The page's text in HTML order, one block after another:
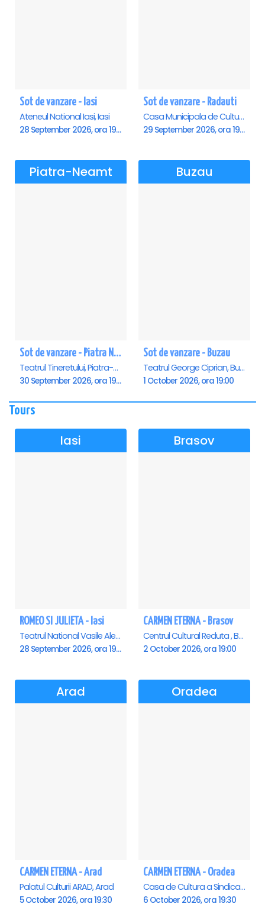
Sot de vanzare - Iasi
Ateneul National Iasi, Iasi
28 September 2026, ora 19:00
Sot de vanzare - Radauti
Casa Municipala de Cultura, Radauti
29 September 2026, ora 19:00
Piatra-Neamt
Sot de vanzare - Piatra Neamt
Teatrul Tineretului, Piatra-Neamt
30 September 2026, ora 19:00
Buzau
Sot de vanzare - Buzau
Teatrul George Ciprian, Buzau
1 October 2026, ora 19:00
Tours
Iasi
ROMEO SI JULIETA - Iasi
Teatrul National Vasile Alecsandri , Iasi
28 September 2026, ora 19:00
Brasov
CARMEN ETERNA - Brasov
Centrul Cultural Reduta , Brasov
2 October 2026, ora 19:00
Arad
CARMEN ETERNA - Arad
Palatul Culturii ARAD, Arad
5 October 2026, ora 19:30
Oradea
CARMEN ETERNA - Oradea
Casa de Cultura a Sindicatelor , Oradea
6 October 2026, ora 19:30